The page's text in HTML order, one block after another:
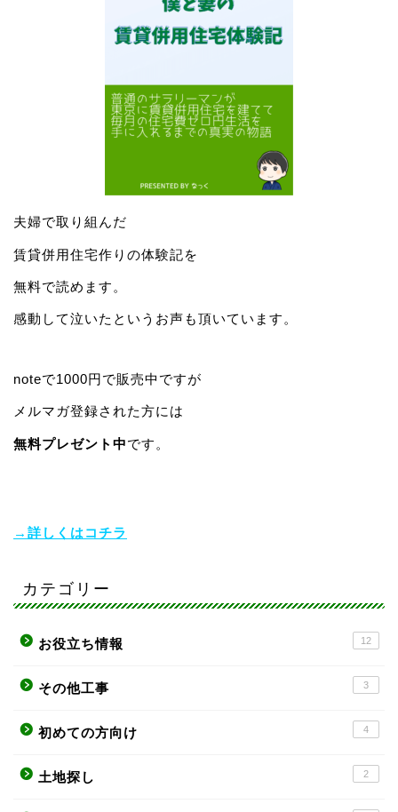
夫婦で取り組んだ
賃貸併用住宅作りの体験記を
無料で読めます。
感動して泣いたというお声も頂いています。
noteで1000円で販売中ですが
メルマガ登録された方には
無料プレゼント中です。
→詳しくはコチラ
カテゴリー
お役立ち情報 12
その他工事 3
初めての方向け 4
土地探し 2